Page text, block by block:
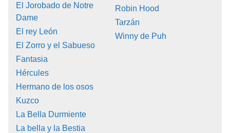
El Jorobado de Notre
Dame
El rey León
El Zorro y el Sabueso
Fantasia
Hércules
Hermano de los osos
Kuzco
La Bella Durmiente
La bella y la Bestia
Robin Hood
Tarzán
Winny de Puh